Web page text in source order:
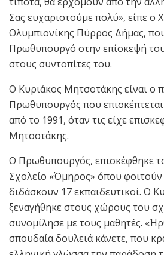
Σας ευχαριστούμε πολύ», είπε ο
Ολυμπιονίκης Πύρρος Δήμας,
Πρωθυπουργό στην επίσκεψή
στους συντοπίτες του.
Ο Κυριάκος Μητσοτάκης είναι ο
Πρωθυπουργός που επισκέπτεται
από το 1991, όταν τις είχε
Μητσοτάκης.
Ο Πρωθυπουργός, επισκέφθηκε
Σχολείο «Όμηρος» όπου φοιτούν
διδάσκουν 17 εκπαιδευτικοί. Ο
ξεναγήθηκε στους χώρους του
συνομίλησε με τους μαθητές.
σπουδαία δουλειά κάνετε, που